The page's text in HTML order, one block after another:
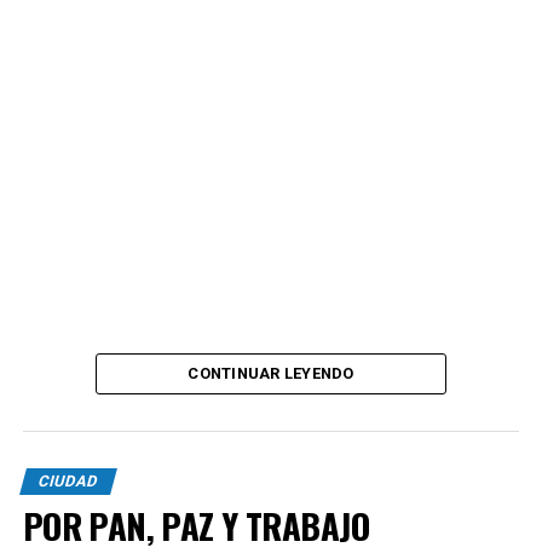
CONTINUAR LEYENDO
CIUDAD
POR PAN, PAZ Y TRABAJO